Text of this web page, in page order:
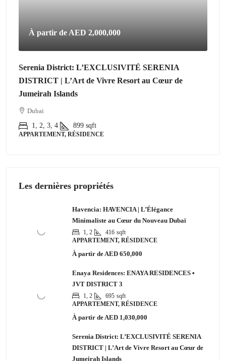
À partir de AED 2,000,000
Serenia District: L’EXCLUSIVITÉ SERENIA
DISTRICT | L’Art de Vivre Resort au Cœur de
Jumeirah Islands
Dubai
1, 2, 3, 4
899 sqft
APPARTEMENT, RÉSIDENCE
Les dernières propriétés
Havencia: HAVENCIA | L’Élégance
Minimaliste au Cœur du Nouveau Dubaï
1, 2 416 sqft
APPARTEMENT, RÉSIDENCE
À partir de AED 650,000
Enaya Residences: ENAYA RESIDENCES •
JVT DISTRICT 3
1, 2 695 sqft
APPARTEMENT, RÉSIDENCE
À partir de AED 1,030,000
Serenia District: L’EXCLUSIVITÉ SERENIA
DISTRICT | L’Art de Vivre Resort au Cœur de
Jumeirah Islands